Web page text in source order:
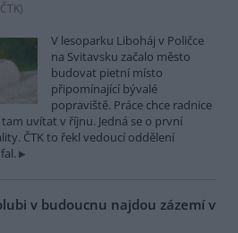
ČTK)
V lesoparku Liboháj v Poličce
na Svitavsku začalo město
budovat pietní místo
připomínající bývalé
popraviště. Práce chce radnice
uvítat v říjnu. Jedná se o první
ČTK to řekl vedoucí oddělení
v budoucnu najdou zázemí v